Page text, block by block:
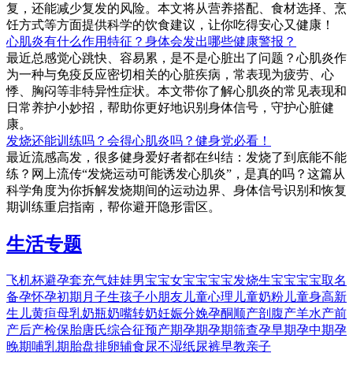
复，还能减少复发的风险。本文将从营养搭配、食材选择、烹
饪方式等方面提供科学的饮食建议，让你吃得安心又健康！
心肌炎有什么作用特征？身体会发出哪些健康警报？
最近总感觉心跳快、容易累，是不是心脏出了问题？心肌炎作
为一种与免疫反应密切相关的心脏疾病，常表现为疲劳、心
悸、胸闷等非特异性症状。本文带你了解心肌炎的常见表现和
日常养护小妙招，帮助你更好地识别身体信号，守护心脏健
康。
发烧还能训练吗？会得心肌炎吗？健身党必看！
最近流感高发，很多健身爱好者都在纠结：发烧了到底能不能
练？网上流传“发烧运动可能诱发心肌炎”，是真的吗？这篇从
科学角度为你拆解发烧期间的运动边界、身体信号识别和恢复
期训练重启指南，帮你避开隐形雷区。
生活专题
飞机杯避孕套充气娃娃男宝宝女宝宝宝宝发烧生宝宝宝宝取名
备孕怀孕初期 月子生孩子小朋友 儿童心理 儿童奶粉 儿童身高新
生儿黄疸母乳奶瓶奶嘴转奶妊娠分娩孕酮顺产剖腹产羊水产前
产后产检保胎唐氏综合征预产期孕期孕期筛查孕早期孕中期孕
晚期哺乳期 胎盘排卵辅食尿不湿纸尿裤早教亲子